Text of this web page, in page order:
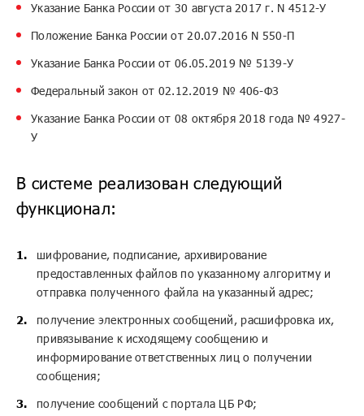
Указание Банка России от 30 августа 2017 г. N 4512-У
Положение Банка России от 20.07.2016 N 550-П
Указание Банка России от 06.05.2019 № 5139-У
Федеральный закон от 02.12.2019 № 406-ФЗ
Указание Банка России от 08 октября 2018 года № 4927-
У
В системе реализован следующий
функционал:
шифрование, подписание, архивирование
предоставленных файлов по указанному алгоритму и
отправка полученного файла на указанный адрес;
получение электронных сообщений, расшифровка их,
привязывание к исходящему сообщению и
информирование ответственных лиц о получении
сообщения;
получение сообщений с портала ЦБ РФ;